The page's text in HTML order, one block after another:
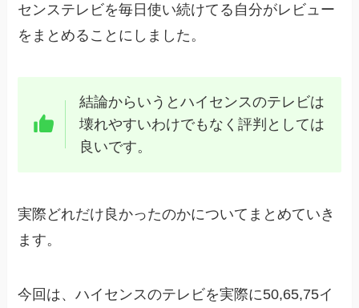
センステレビを毎日使い続けてる自分がレビュー
をまとめることにしました。
結論からいうとハイセンスのテレビは
壊れやすいわけでもなく評判としては
良いです。
実際どれだけ良かったのかについてまとめていき
ます。
今回は、ハイセンスのテレビを実際に50,65,75イ